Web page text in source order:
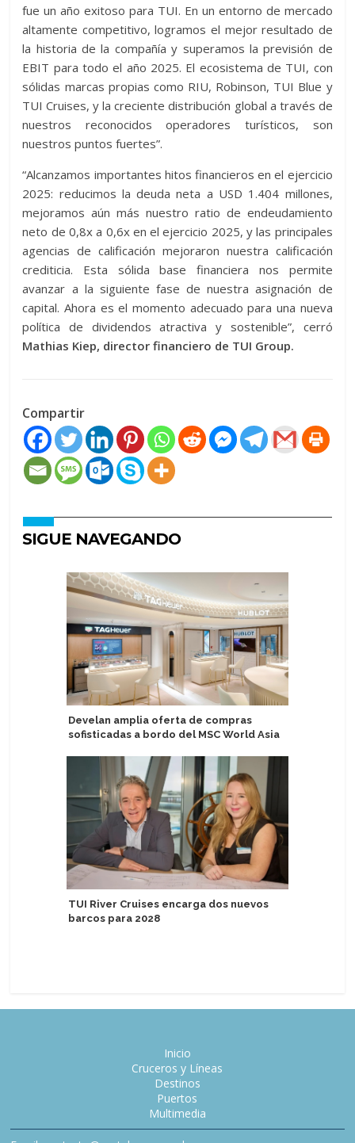
fue un año exitoso para TUI. En un entorno de mercado
altamente competitivo, logramos el mejor resultado de
la historia de la compañía y superamos la previsión de
EBIT para todo el año 2025. El ecosistema de TUI, con
sólidas marcas propias como RIU, Robinson, TUI Blue y
TUI Cruises, y la creciente distribución global a través de
nuestros reconocidos operadores turísticos, son
nuestros puntos fuertes”.
“Alcanzamos importantes hitos financieros en el ejercicio
2025: reducimos la deuda neta a USD 1.404 millones,
mejoramos aún más nuestro ratio de endeudamiento
neto de 0,8x a 0,6x en el ejercicio 2025, y las principales
agencias de calificación mejoraron nuestra calificación
crediticia. Esta sólida base financiera nos permite
avanzar a la siguiente fase de nuestra asignación de
capital. Ahora es el momento adecuado para una nueva
política de dividendos atractiva y sostenible”, cerró
Mathias Kiep, director financiero de TUI Group.
Compartir
SIGUE NAVEGANDO
Develan amplia oferta de compras
sofisticadas a bordo del MSC World Asia
TUI River Cruises encarga dos nuevos
barcos para 2028
Inicio
Cruceros y Líneas
Destinos
Puertos
Multimedia